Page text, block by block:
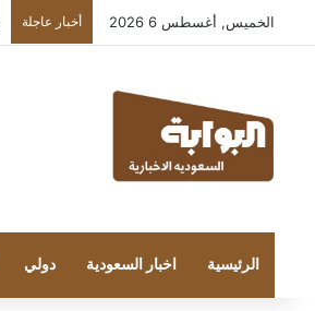
الخميس, أغسطس 6 2026 أخبار عاجلة
الرئيسية اخبار السعودية دولي